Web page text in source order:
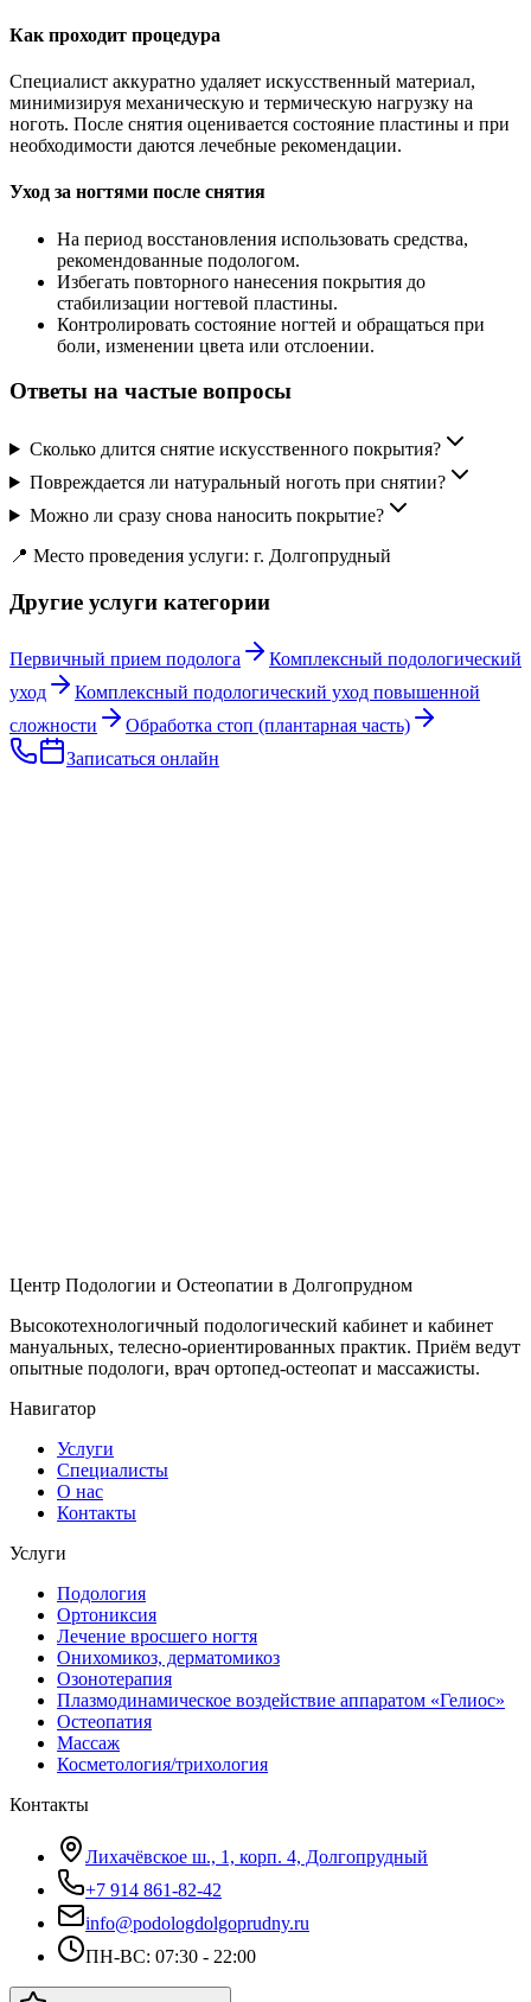
Как проходит процедура
Специалист аккуратно удаляет искусственный материал,
минимизируя механическую и термическую нагрузку на
ноготь. После снятия оценивается состояние пластины и при
необходимости даются лечебные рекомендации.
Уход за ногтями после снятия
На период восстановления использовать средства,
рекомендованные подологом.
Избегать повторного нанесения покрытия до
стабилизации ногтевой пластины.
Контролировать состояние ногтей и обращаться при
боли, изменении цвета или отслоении.
Ответы на частые вопросы
Сколько длится снятие искусственного покрытия?
Повреждается ли натуральный ноготь при снятии?
Можно ли сразу снова наносить покрытие?
📍 Место проведения услуги: г. Долгопрудный
Другие услуги категории
Первичный прием подолога
Комплексный подологический
уход
Комплексный подологический уход повышенной
сложности
Обработка стоп (плантарная часть)
Записаться онлайн
Центр Подологии и Остеопатии в Долгопрудном
Высокотехнологичный подологический кабинет и кабинет
мануальных, телесно-ориентированных практик. Приём ведут
опытные подологи, врач ортопед-остеопат и массажисты.
Навигатор
Услуги
Специалисты
О нас
Контакты
Услуги
Подология
Ортониксия
Лечение вросшего ногтя
Онихомикоз, дерматомикоз
Озонотерапия
Плазмодинамическое воздействие аппаратом «Гелиос»
Остеопатия
Массаж
Косметология/трихология
Контакты
Лихачёвское ш., 1, корп. 4, Долгопрудный
+7 914 861-82-42
info@podologdolgoprudny.ru
ПН-ВС: 07:30 - 22:00